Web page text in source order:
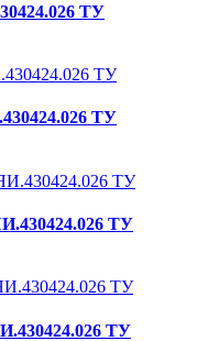
ТУ
ТУ
ТУ
ТУ